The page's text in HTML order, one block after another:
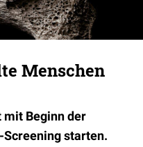
Menschen
Beginn der
starten.